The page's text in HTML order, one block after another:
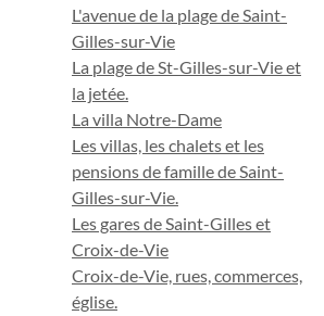
L'avenue de la plage de Saint-
Gilles-sur-Vie
La plage de St-Gilles-sur-Vie et
la jetée.
La villa Notre-Dame
Les villas, les chalets et les
pensions de famille de Saint-
Gilles-sur-Vie.
Les gares de Saint-Gilles et
Croix-de-Vie
Croix-de-Vie, rues, commerces,
église.